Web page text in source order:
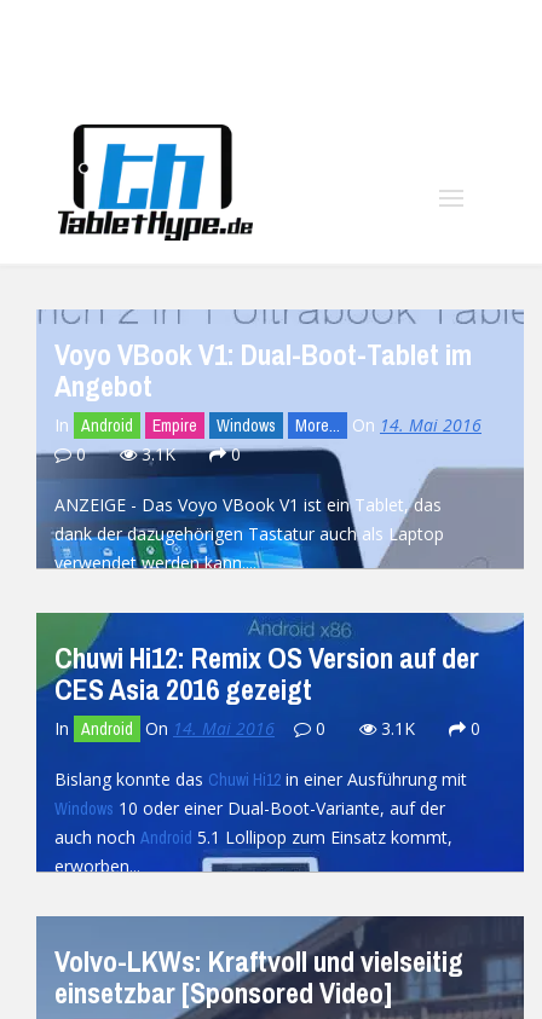
Voyo VBook V1: Dual-Boot-Tablet im
Angebot
In Android Empire Windows More... On 14. Mai 2016
0
3.1K 0
ANZEIGE - Das Voyo VBook V1 ist ein Tablet, das
dank der dazugehörigen Tastatur auch als Laptop
verwendet werden kann....
Chuwi Hi12: Remix OS Version auf der
CES Asia 2016 gezeigt
In Android On 14. Mai 2016 0 3.1K 0
Bislang konnte das Chuwi Hi12 in einer Ausführung mit
Windows 10 oder einer Dual-Boot-Variante, auf der
auch noch Android 5.1 Lollipop zum Einsatz kommt,
erworben...
Volvo-LKWs: Kraftvoll und vielseitig
einsetzbar [Sponsored Video]